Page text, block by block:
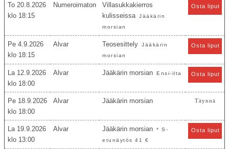
To 20.8.2026
18:15
Numeroimaton
Villasukkakierros
kulisseissa
Jääkärin
morsian
Osta liput
Pe 4.9.2026
18:15
Alvar Teosesittely
Jääkärin
morsian
Osta liput
La 12.9.2026
18:00
Alvar Jääkärin morsian Ensi-ilta Osta liput
Pe 18.9.2026
18:00
Alvar Jääkärin morsian Täynnä
La 19.9.2026
13:00
Alvar Jääkärin morsian
* S-
etunäytös 41 €
Osta liput